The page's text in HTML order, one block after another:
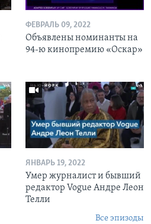
ФЕВРАЛЬ 09, 2022
Объявлены номинанты на
94-ю кинопремию «Оскар»
ЯНВАРЬ 19, 2022
Умер журналист и бывший
редактор Vogue Андре Леон
Телли
Все эпизоды